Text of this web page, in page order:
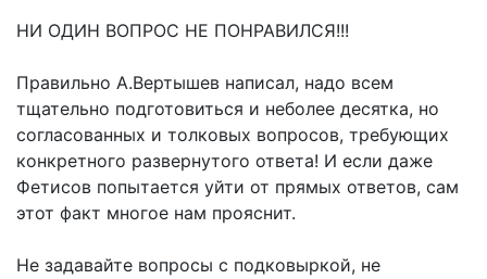
НИ ОДИН ВОПРОС НЕ ПОНРАВИЛСЯ!!!
Правильно А.Вертышев написал, надо всем
тщательно подготовиться и неболее десятка, но
согласованных и толковых вопросов, требующих
конкретного развернутого ответа! И если даже
Фетисов попытается уйти от прямых ответов, сам
этот факт многое нам прояснит.
Не задавайте вопросы с подковыркой, не